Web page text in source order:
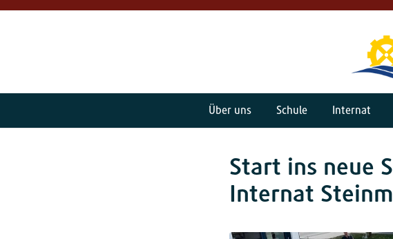
Über uns Schule Internat
Start ins neue
Internat